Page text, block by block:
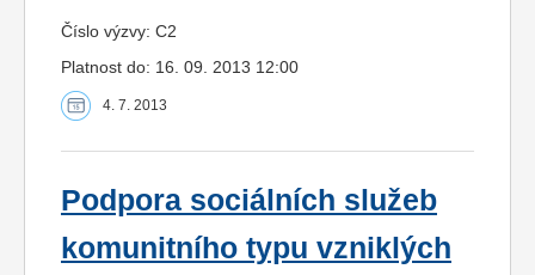
Číslo výzvy: C2
Platnost do: 16. 09. 2013 12:00
4. 7. 2013
Podpora sociálních služeb
komunitního typu vzniklých